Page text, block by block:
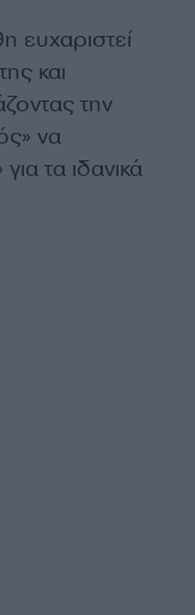
ευχαριστεί
και
την
να
τα ιδανικά